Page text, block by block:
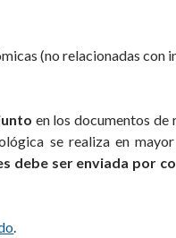
(no relacionadas con
en los documentos de
se realiza en
debe ser enviada por
.